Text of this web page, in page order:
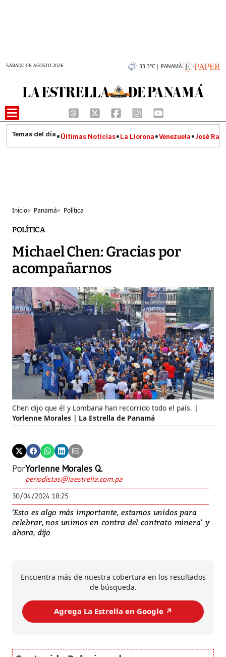
SÁBADO 08 AGOSTO 2026 33.3°C | PANAMÁ
Últimas Noticias La Llorona Venezuela José
Inicio> Panamá> Política
POLÍTICA
Michael Chen: Gracias por
acompañarnos
Chen dijo que él y Lombana han recorrido todo el país.
Yorlenne Morales | La Estrella de Panamá
PorYorlenne Morales Q.
periodistas@laestrella.com.pa
30/04/2024 18:25
‘Esto es algo más importante, estamos unidos para
celebrar, nos unimos en contra del contrato minera’ y
ahora, dijo
Encuentra más de nuestra cobertura en los resultados
de búsqueda.
Agrega La Estrella en Google ↗️